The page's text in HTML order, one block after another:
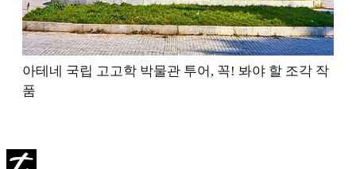
아테네 국립 고고학 박물관 투어, 꼭! 봐야 할 조각 작
품